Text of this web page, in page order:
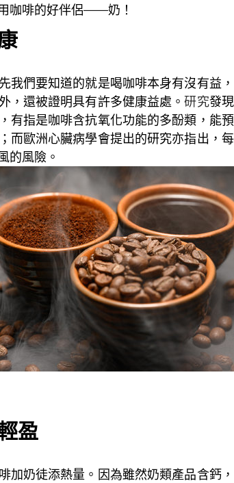
咖啡的好伴侶——奶！
我們要知道的就是喝咖啡本身有沒有益
，還被證明具有許多健康益處。研究發
有指是咖啡含抗氧化功能的多酚類，能
而歐洲心臟病學會提出的研究亦指出，
的風險。
盈
加奶徒添熱量。因為雖然奶類產品含鈣